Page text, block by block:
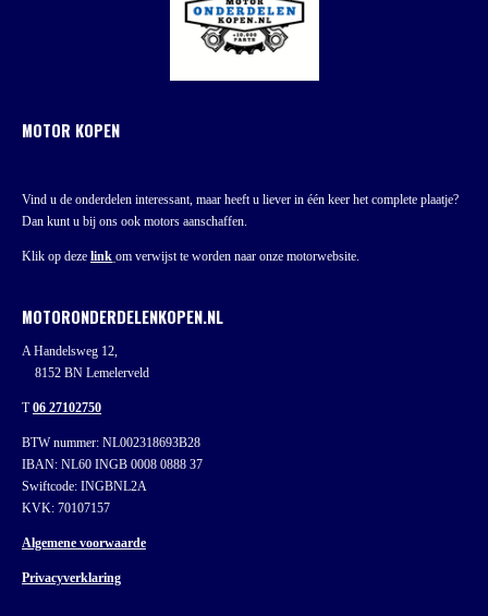
MOTOR KOPEN
Vind u de onderdelen interessant, maar heeft u liever in één keer het complete plaatje?
Dan kunt u bij ons ook motors aanschaffen.
Klik op deze link om verwijst te worden naar onze motorwebsite.
MOTORONDERDELENKOPEN.NL
A Handelsweg 12,
8152 BN Lemelerveld
T06 27102750
BTW nummer: NL002318693B28
IBAN: NL60 INGB 0008 0888 37
Swiftcode: INGBNL2A
KVK: 70107157
Algemene voorwaarde
Privacyverklaring